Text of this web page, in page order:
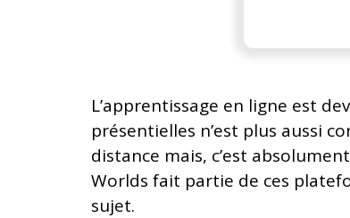
L’apprentissage en ligne est
présentielles n’est plus aussi
distance mais, c’est
Worlds fait partie de ces
sujet.